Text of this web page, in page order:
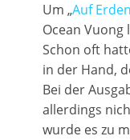
Um „Auf
Ocean Vuong
Schon oft
in der Hand,
Bei der
allerdings
wurde es zu